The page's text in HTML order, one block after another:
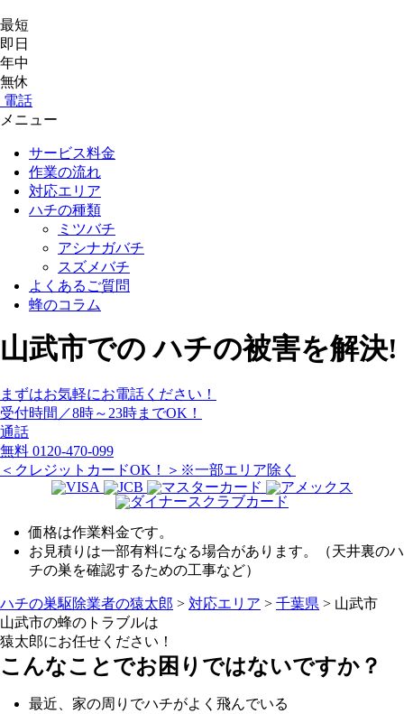
最短
即日
年中
無休
電話
メニュー
サービス料金
作業の流れ
対応エリア
ハチの種類
ミツバチ
アシナガバチ
スズメバチ
よくあるご質問
蜂のコラム
山武市での ハチの被害を解決!
まずはお気軽にお電話ください！
受付時間／8時～23時までOK！
通話
無料 0120-470-099
＜クレジットカードOK！＞※一部エリア除く
価格は作業料金です。
お見積りは一部有料になる場合があります。（天井裏のハ
チの巣を確認するための工事など）
ハチの巣駆除業者の猿太郎 > 対応エリア > 千葉県 > 山武市
山武市の蜂のトラブルは
猿太郎にお任せください！
こんなことでお困りではないですか？
最近、家の周りでハチがよく飛んでいる